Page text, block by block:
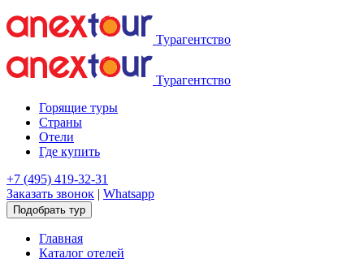
Турагентство
Турагентство
Горящие туры
Страны
Отели
Где купить
+7 (495) 419-32-31
Заказать звонок | Whatsapp
Подобрать тур
Главная
Каталог отелей